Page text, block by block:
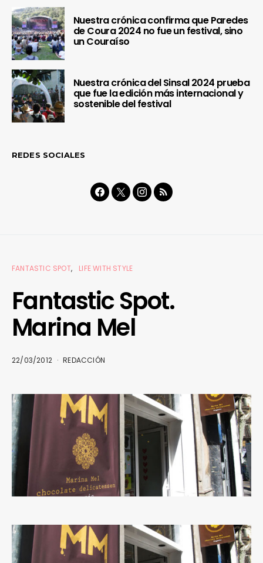
Nuestra crónica confirma que Paredes
de Coura 2024 no fue un festival, sino
un Couraíso
Nuestra crónica del Sinsal 2024 prueba
que fue la edición más internacional y
sostenible del festival
REDES SOCIALES
FANTASTIC SPOT LIFE WITH STYLE
Fantastic Spot.
Marina Mel
22/03/2012 REDACCIÓN